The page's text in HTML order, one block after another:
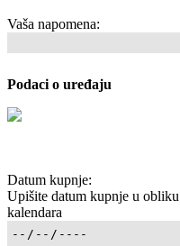
Vaša napomena:
Podaci o uređaju
Datum kupnje:
Upišite datum kupnje u
kalendara